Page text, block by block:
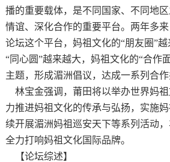
播的重要载体，是不同国家、不同地
情谊、深化合作的重要平台。两年多
论坛这个平台，妈祖文化的“朋友圈”
“同心圆”越来越大，妈祖文化的“合作
主题，形成湄洲倡议，达成一系列合作
林宝金强调，莆田将以举办世界妈
力推进妈祖文化的传承与弘扬，实施
续开展湄洲妈祖巡安天下等系列活动，
全力打响妈祖文化国际品牌。
【论坛综述】